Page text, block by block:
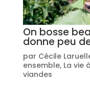
On bosse
donne peu
par Cécile
ensemble, La vie
viandes